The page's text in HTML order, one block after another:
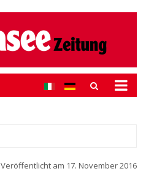
Veröffentlicht am 17. November 2016